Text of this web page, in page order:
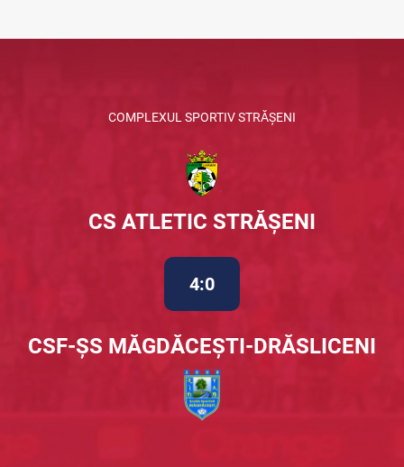
COMPLEXUL SPORTIV STRĂȘENI
CS ATLETIC STRĂȘENI
4:0
CSF-ȘS MĂGDĂCEȘTI-DRĂSLICENI